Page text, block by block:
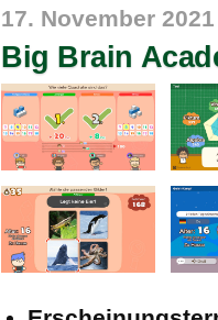
17. November 2021
Big Brain